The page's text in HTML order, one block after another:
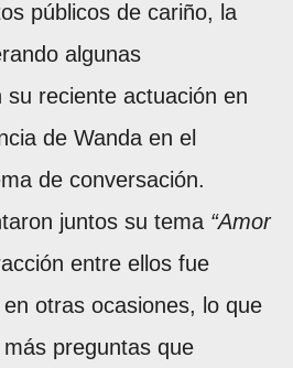
públicos de cariño, la
algunas
su reciente actuación en
de Wanda en el
de conversación.
juntos su tema “Amor
entre ellos fue
otras ocasiones, lo que
preguntas que